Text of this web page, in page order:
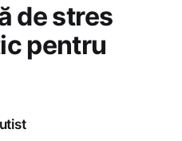
de stres
pentru